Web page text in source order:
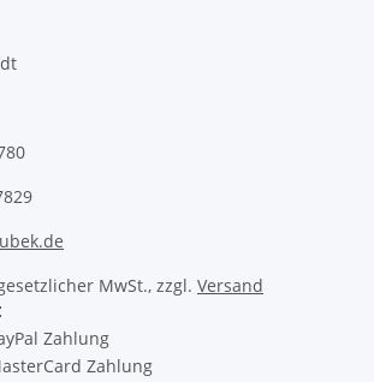
MwSt., zzgl. Versand